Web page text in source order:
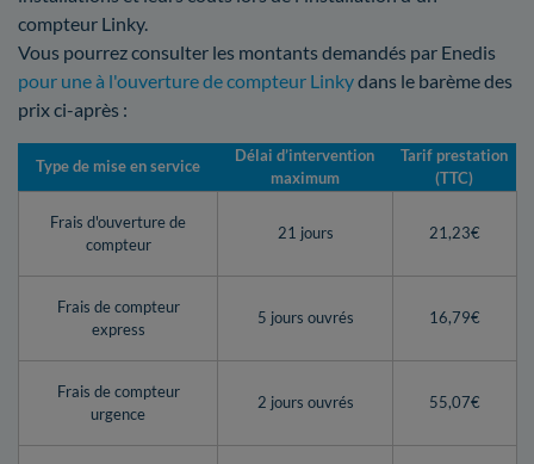
compteur Linky.
Vous pourrez consulter les montants demandés par Enedis
pour une à l'ouverture de compteur Linkydans le barème des
prix ci-après :
Type de mise en service
Délai d’intervention
maximum
Tarif prestation
(TTC)
Frais d'ouverture de
compteur
21 jours 21,23€
Frais de compteur
express
5 jours ouvrés 16,79€
Frais de compteur
urgence
2 jours ouvrés 55,07€